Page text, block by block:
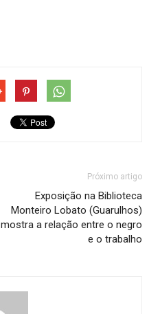
Próximo artigo
Exposição na Biblioteca
Monteiro Lobato (Guarulhos)
mostra a relação entre o negro
e o trabalho